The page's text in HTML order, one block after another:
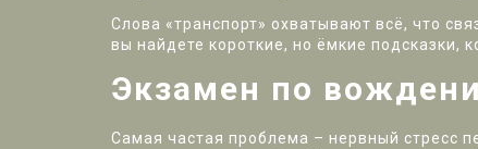
Слова «транспорт» охватывают всё, что
вы найдете короткие, но ёмкие подсказки,
Экзамен по
Самая частая проблема – нервный стресс